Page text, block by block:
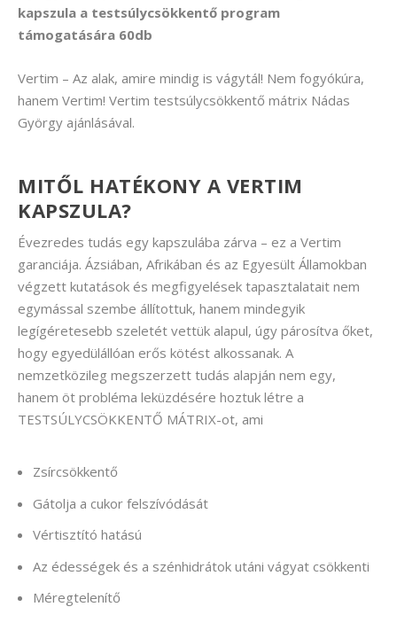
kapszula a testsúlycsökkentő program
támogatására 60db
Vertim – Az alak, amire mindig is vágytál! Nem fogyókúra,
hanem Vertim! Vertim testsúlycsökkentő mátrix Nádas
György ajánlásával.
MITŐL HATÉKONY A VERTIM
KAPSZULA?
Évezredes tudás egy kapszulába zárva – ez a Vertim
garanciája. Ázsiában, Afrikában és az Egyesült Államokban
végzett kutatások és megfigyelések tapasztalatait nem
egymással szembe állítottuk, hanem mindegyik
legígéretesebb szeletét vettük alapul, úgy párosítva őket,
hogy egyedülállóan erős kötést alkossanak. A
nemzetközileg megszerzett tudás alapján nem egy,
hanem öt probléma leküzdésére hoztuk létre a
TESTSÚLYCSÖKKENTŐ MÁTRIX-ot, ami
Zsírcsökkentő
Gátolja a cukor felszívódását
Vértisztító hatású
Az édességek és a szénhidrátok utáni vágyat csökkenti
Méregtelenítő